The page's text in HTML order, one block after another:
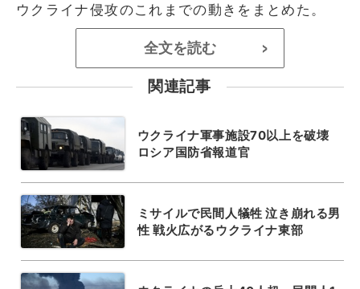
ウクライナ侵攻のこれまでの動きをまとめた。
全文を読む >
関連記事
ウクライナ軍事施設70以上を破壊
ロシア国防省報道官
ミサイルで民間人犠牲 泣き崩れる男
性 戦火広がるウクライナ東部